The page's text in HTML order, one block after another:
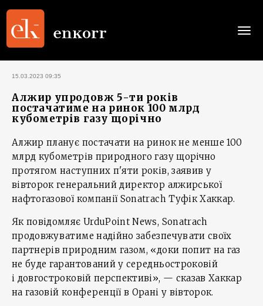
15.03.2023 09:35
Алжир упродовж 5-ти років
постачатиме на ринок 100 млрд
кубометрів газу щорічно
Алжир планує постачати на ринок не менше 100
млрд кубометрів природного газу щорічно
протягом наступних п'яти років, заявив у
вівторок генеральний директор алжирської
нафтогазової компанії Sonatrach Туфік Хаккар.
Як повідомляє UrduPoint News, Sonatrach
продовжуватиме надійно забезпечувати своїх
партнерів природним газом, «доки попит на газ
не буде гарантований у середньостроковій
і довгостроковій перспективі», — сказав Хаккар
на газовій конференції в Орані у вівторок.